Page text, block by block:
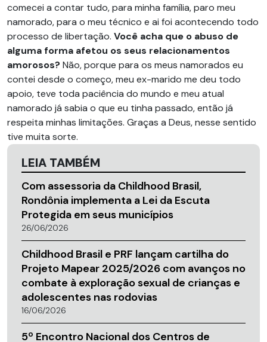
comecei a contar tudo, para minha família, paro meu
namorado, para o meu técnico e ai foi acontecendo todo
processo de libertação. Você acha que o abuso de
alguma forma afetou os seus relacionamentos
amorosos? Não, porque para os meus namorados eu
contei desde o começo, meu ex-marido me deu todo
apoio, teve toda paciência do mundo e meu atual
namorado já sabia o que eu tinha passado, então já
respeita minhas limitações. Graças a Deus, nesse sentido
tive muita sorte.
LEIA TAMBÉM
Com assessoria da Childhood Brasil,
Rondônia implementa a Lei da Escuta
Protegida em seus municípios
26/06/2026
Childhood Brasil e PRF lançam cartilha do
Projeto Mapear 2025/2026 com avanços no
combate à exploração sexual de crianças e
adolescentes nas rodovias
16/06/2026
5º Encontro Nacional dos Centros de